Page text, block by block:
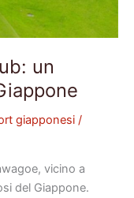
un
giapponesi /
vicino a
del Giappone.